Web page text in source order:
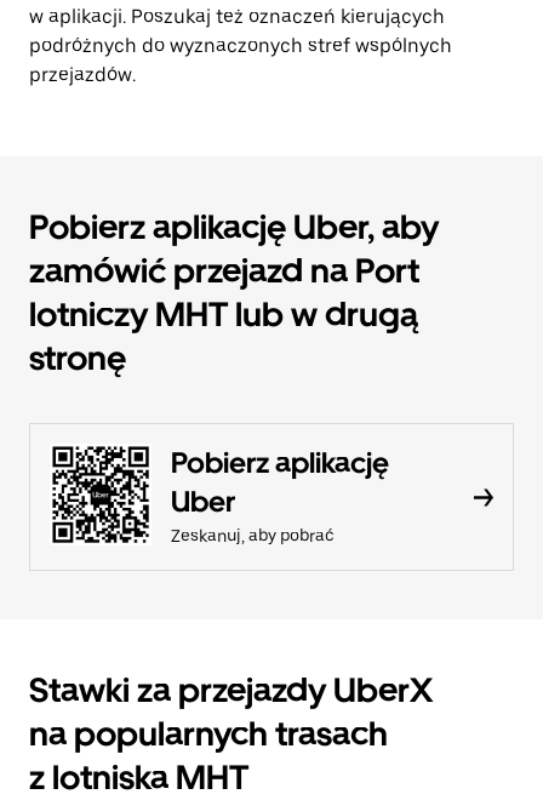
w aplikacji. Poszukaj też oznaczeń kierujących
podróżnych do wyznaczonych stref wspólnych
przejazdów.
Pobierz aplikację Uber, aby
zamówić przejazd na Port
lotniczy MHT lub w drugą
stronę
Pobierz aplikację
Uber
Zeskanuj, aby pobrać
Stawki za przejazdy UberX
na popularnych trasach
z lotniska MHT